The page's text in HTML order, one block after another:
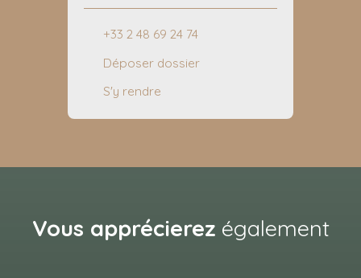
+33 2 48 69 24 74
Déposer dossier
S'y rendre
Vous apprécierez également